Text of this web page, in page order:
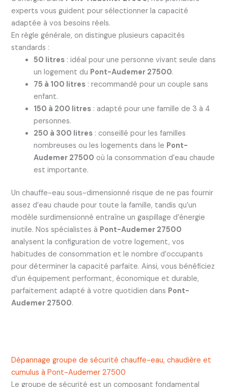
experts vous guident pour sélectionner la capacité
adaptée à vos besoins réels.
En règle générale, on distingue plusieurs capacités
standards :
50 litres: idéal pour une personne vivant seule dans
un logement du Pont-Audemer 27500.
75 à 100 litres: recommandé pour un couple sans
enfant.
150 à 200 litres: adapté pour une famille de 3 à 4
personnes.
250 à 300 litres: conseillé pour les familles
nombreuses ou les logements dans le Pont-
Audemer 27500 où la consommation d’eau chaude
est importante.
Un chauffe-eau sous-dimensionné risque de ne pas fournir
assez d’eau chaude pour toute la famille, tandis qu’un
modèle surdimensionné entraîne un gaspillage d’énergie
inutile. Nos spécialistes à Pont-Audemer 27500
analysent la configuration de votre logement, vos
habitudes de consommation et le nombre d’occupants
pour déterminer la capacité parfaite. Ainsi, vous bénéficiez
d’un équipement performant, économique et durable,
parfaitement adapté à votre quotidien dans Pont-
Audemer 27500.
Dépannage groupe de sécurité chauffe-eau, chaudière et
cumulus à Pont-Audemer 27500
Le groupe de sécurité est un composant fondamental